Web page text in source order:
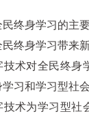
终身学习的主
民终身学习带来
术对全民终身
习和学习型社
术为学习型社